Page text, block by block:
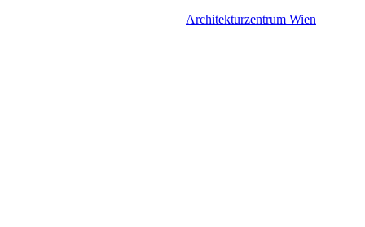
Architekturzentrum Wien